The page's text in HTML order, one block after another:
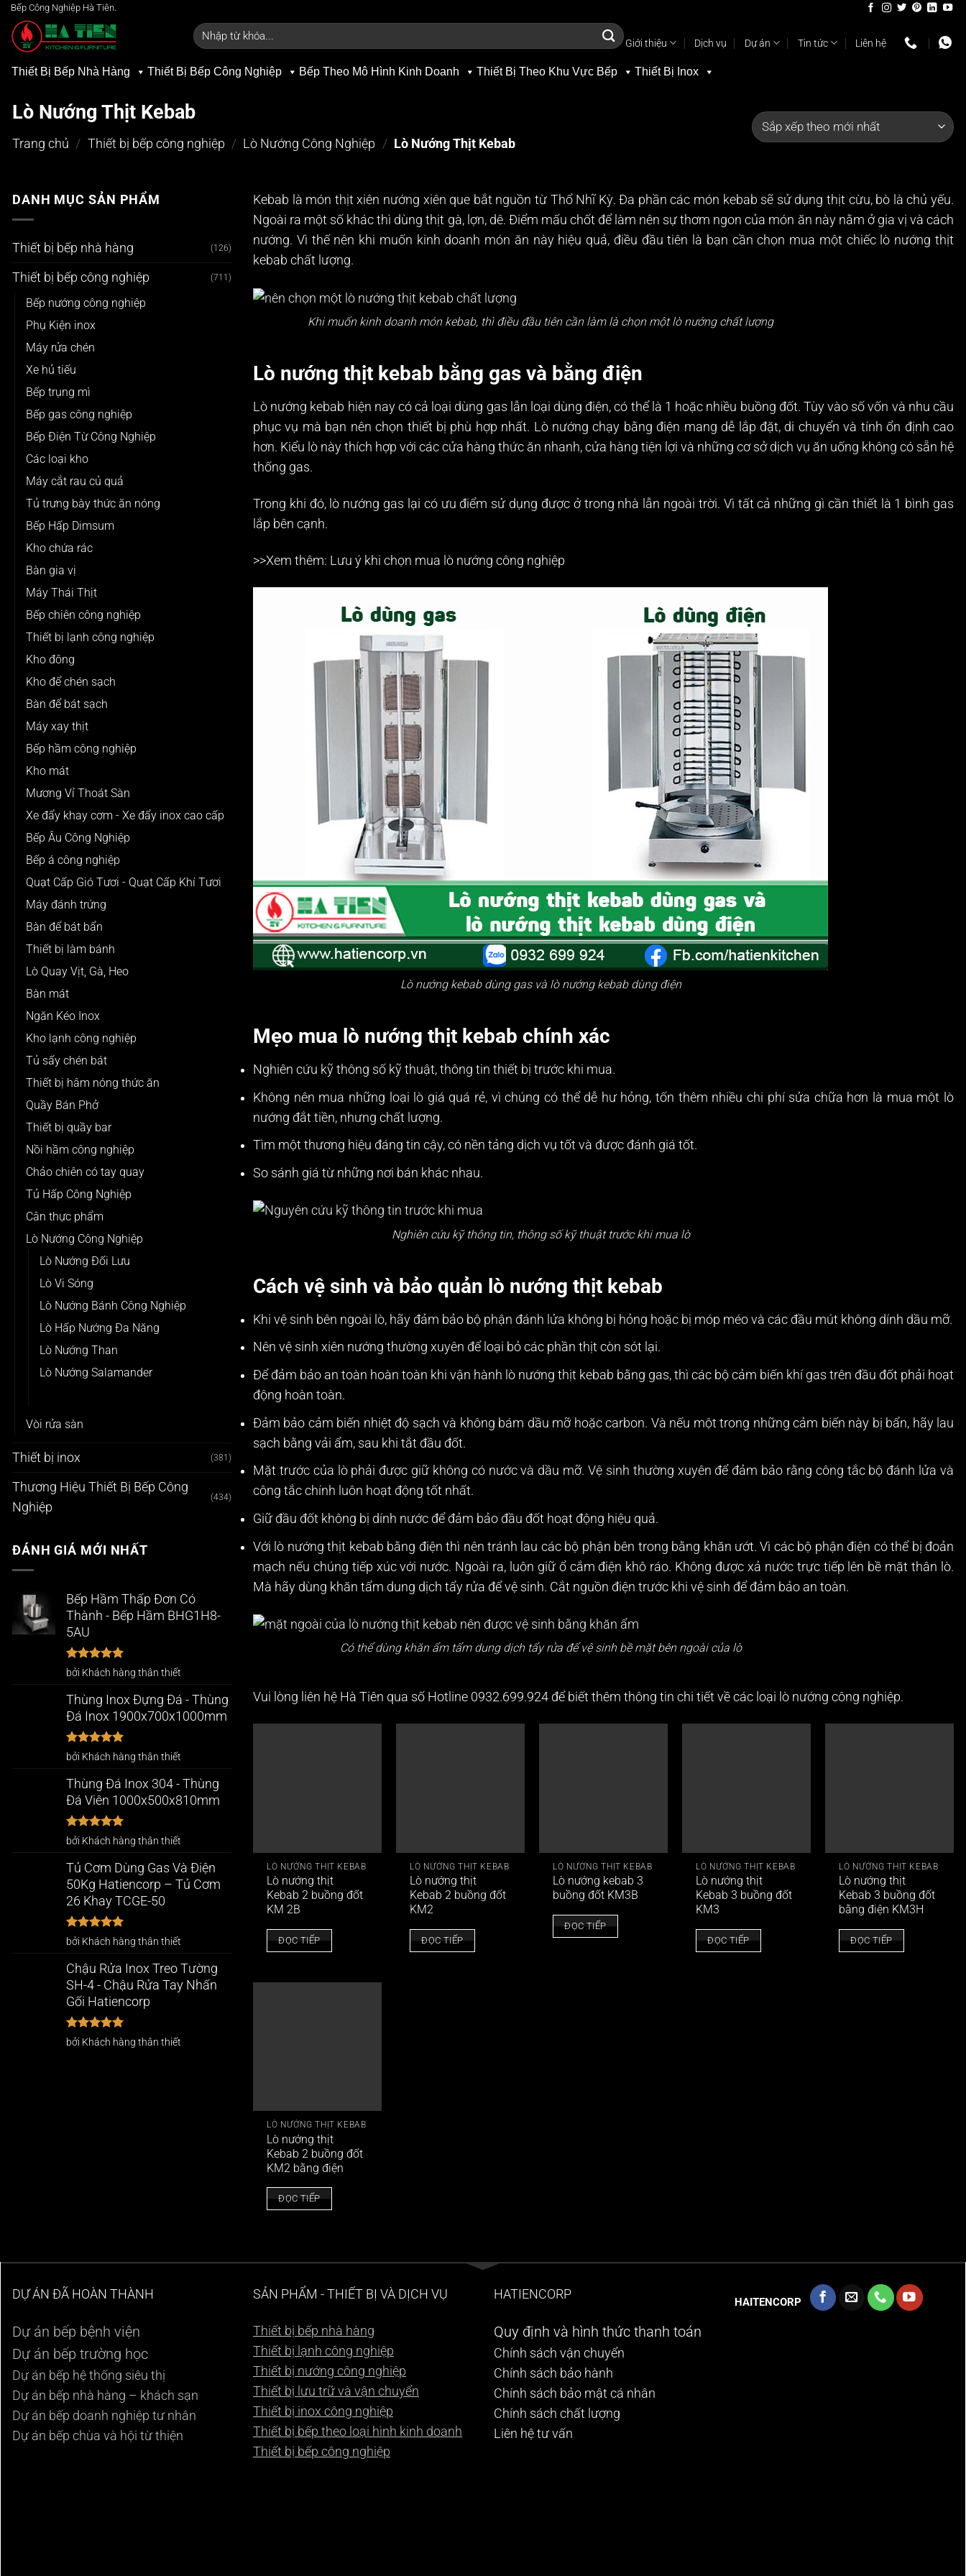
Bỏ
qua
nội
dung
Bếp Công Nghiệp Hà Tiên.
Tìm
kiếm:
Giới thiệu Dịch vụ Dự án Tin tức Liên hệ
Thiết Bị Bếp Nhà Hàng Thiết Bị Bếp Công Nghiệp Bếp Theo Mô Hình Kinh Doanh Thiết Bị Theo Khu Vực Bếp Thiết Bị Inox
Lò Nướng Thịt Kebab
Trang chủ / Thiết bị bếp công nghiệp / Lò Nướng Công Nghiệp / Lò Nướng Thịt Kebab
DANH MỤC SẢN PHẨM
Thiết bị bếp nhà hàng (126)
Thiết bị bếp công nghiệp (711)
Bếp nướng công nghiệp
Phụ Kiện inox
Máy rửa chén
Xe hủ tiếu
Bếp trụng mì
Bếp gas công nghiệp
Bếp Điện Từ Công Nghiệp
Các loại kho
Máy cắt rau củ quả
Tủ trưng bày thức ăn nóng
Bếp Hấp Dimsum
Kho chứa rác
Bàn gia vị
Máy Thái Thịt
Bếp chiên công nghiệp
Thiết bị lạnh công nghiệp
Kho đông
Kho để chén sạch
Bàn để bát sạch
Máy xay thịt
Bếp hầm công nghiệp
Kho mát
Mương Vỉ Thoát Sàn
Xe đẩy khay cơm - Xe đẩy inox cao cấp
Bếp Âu Công Nghiệp
Bếp á công nghiệp
Quạt Cấp Gió Tươi - Quạt Cấp Khí Tươi
Máy đánh trứng
Bàn để bát bẩn
Thiết bị làm bánh
Lò Quay Vịt, Gà, Heo
Bàn mát
Ngăn Kéo Inox
Kho lạnh công nghiệp
Tủ sấy chén bát
Thiết bị hâm nóng thức ăn
Quầy Bán Phở
Thiết bị quầy bar
Nồi hầm công nghiệp
Chảo chiên có tay quay
Tủ Hấp Công Nghiệp
Cân thực phẩm
Lò Nướng Công Nghiệp
Lò Nướng Đối Lưu
Lò Vi Sóng
Lò Nướng Bánh Công Nghiệp
Lò Hấp Nướng Đa Năng
Lò Nướng Than
Lò Nướng Salamander
Vòi rửa sàn
Thiết bị inox (381)
Thương Hiệu Thiết Bị Bếp Công
Nghiệp
(434)
ĐÁNH GIÁ MỚI NHẤT
Bếp Hầm Thấp Đơn Có
Thành - Bếp Hầm BHG1H8-
5AU
Được xếp
sao
bởi Khách hàng thân thiết
Thùng Inox Đựng Đá - Thùng
Đá Inox 1900x700x1000mm
Được xếp
sao
bởi Khách hàng thân thiết
Thùng Đá Inox 304 - Thùng
Đá Viên 1000x500x810mm
Được xếp
sao
bởi Khách hàng thân thiết
Tủ Cơm Dùng Gas Và Điện
50Kg Hatiencorp – Tủ Cơm
26 Khay TCGE-50
Được xếp
sao
bởi Khách hàng thân thiết
Chậu Rửa Inox Treo Tường
SH-4 - Chậu Rửa Tay Nhấn
Gối Hatiencorp
Được xếp
bởi Khách hàng thân thiết
Kebab là món thịt xiên nướng xiên que bắt nguồn từ Thổ Nhĩ Kỳ. Đa phần các món kebab sẽ sử dụng thịt cừu, bò là chủ yếu.
Ngoài ra một số khác thì dùng thịt gà, lợn, dê. Điểm mấu chốt để làm nên sự thơm ngon của món ăn này nằm ở gia vị và cách
nướng. Vì thế nên khi muốn kinh doanh món ăn này hiệu quả, điều đầu tiên là bạn cần chọn mua một chiếc lò nướng thịt
kebab chất lượng.
Khi muốn kinh doanh món kebab, thì điều đầu tiên cần làm là chọn một lò nướng chất lượng
Lò nướng thịt kebab bằng gas và bằng điện
Lò nướng kebab hiện nay có cả loại dùng gas lẫn loại dùng điện, có thể là 1 hoặc nhiều buồng đốt. Tùy vào số vốn và nhu cầu
phục vụ mà bạn nên chọn thiết bị phù hợp nhất. Lò nướng chạy bằng điện mang dễ lắp đặt, di chuyển và tính ổn định cao
hơn. Kiểu lò này thích hợp với các cửa hàng thức ăn nhanh, cửa hàng tiện lợi và những cơ sở dịch vụ ăn uống không có sẵn hệ
thống gas.
Trong khi đó, lò nướng gas lại có ưu điểm sử dụng được ở trong nhà lẫn ngoài trời. Vì tất cả những gì cần thiết là 1 bình gas
lắp bên cạnh.
>>Xem thêm: Lưu ý khi chọn mua lò nướng công nghiệp
Lò nướng kebab dùng gas và lò nướng kebab dùng điện
Mẹo mua lò nướng thịt kebab chính xác
Nghiên cứu kỹ thông số kỹ thuật, thông tin thiết bị trước khi mua.
Không nên mua những loại lò giá quá rẻ, vì chúng có thể dễ hư hỏng, tốn thêm nhiều chi phí sửa chữa hơn là mua một lò
nướng đắt tiền, nhưng chất lượng.
Tìm một thương hiệu đáng tin cậy, có nền tảng dịch vụ tốt và được đánh giá tốt.
So sánh giá từ những nơi bán khác nhau.
Nghiên cứu kỹ thông tin, thông số kỹ thuật trước khi mua lò
Cách vệ sinh và bảo quản lò nướng thịt kebab
Khi vệ sinh bên ngoài lò, hãy đảm bảo bộ phận đánh lửa không bị hỏng hoặc bị móp méo và các đầu mút không dính dầu mỡ.
Nên vệ sinh xiên nướng thường xuyên để loại bỏ các phần thịt còn sót lại.
Để đảm bảo an toàn hoàn toàn khi vận hành lò nướng thịt kebab bằng gas, thì các bộ cảm biến khí gas trên đầu đốt phải hoạt
động hoàn toàn.
Đảm bảo cảm biến nhiệt độ sạch và không bám dầu mỡ hoặc carbon. Và nếu một trong những cảm biến này bị bẩn, hãy lau
sạch bằng vải ẩm, sau khi tắt đầu đốt.
Mặt trước của lò phải được giữ không có nước và dầu mỡ. Vệ sinh thường xuyên để đảm bảo rằng công tắc bộ đánh lửa và
công tắc chính luôn hoạt động tốt nhất.
Giữ đầu đốt không bị dính nước để đảm bảo đầu đốt hoạt động hiệu quả.
Với lò nướng thịt kebab bằng điện thì nên tránh lau các bộ phận bên trong bằng khăn ướt. Vì các bộ phận điện có thể bị đoản
mạch nếu chúng tiếp xúc với nước. Ngoài ra, luôn giữ ổ cắm điện khô ráo. Không được xả nước trực tiếp lên bề mặt thân lò.
Mà hãy dùng khăn tẩm dung dịch tẩy rửa để vệ sinh. Cắt nguồn điện trước khi vệ sinh để đảm bảo an toàn.
Có thể dùng khăn ẩm tẩm dung dịch tẩy rửa để vệ sinh bề mặt bên ngoài của lò
Vui lòng liên hệ Hà Tiên qua số Hotline 0932.699.924 để biết thêm thông tin chi tiết về các loại lò nướng công nghiệp.
LÒ NƯỚNG THỊT KEBAB
Lò nướng thịt
Kebab 2 buồng đốt
KM 2B
ĐỌC TIẾP
LÒ NƯỚNG THỊT KEBAB
Lò nướng thịt
Kebab 2 buồng đốt
KM2
ĐỌC TIẾP
LÒ NƯỚNG THỊT KEBAB
Lò nướng kebab 3
buồng đốt KM3B
ĐỌC TIẾP
LÒ NƯỚNG THỊT KEBAB
Lò nướng thịt
Kebab 3 buồng đốt
KM3
ĐỌC TIẾP
LÒ NƯỚNG THỊT KEBAB
Lò nướng thịt
Kebab 3 buồng đốt
bằng điện KM3H
ĐỌC TIẾP
LÒ NƯỚNG THỊT KEBAB
Lò nướng thịt
Kebab 2 buồng đốt
KM2 bằng điện
ĐỌC TIẾP
DỰ ÁN ĐÃ HOÀN THÀNH
Dự án bếp bệnh viện
Dự án bếp trường học
Dự án bếp hệ thống siêu thị
Dự án bếp nhà hàng – khách sạn
Dự án bếp doanh nghiệp tư nhân
Dự án bếp chùa và hội từ thiện
SẢN PHẨM - THIẾT BỊ VÀ DỊCH VỤ
Thiết bị bếp nhà hàng
Thiết bị lạnh công nghiệp
Thiết bị nướng công nghiệp
Thiết bị lưu trữ và vận chuyển
Thiết bị inox công nghiệp
Thiết bị bếp theo loại hình kinh doanh
Thiết bị bếp công nghiệp
HATIENCORP
Quy định và hình thức thanh toán
Chính sách vận chuyển
Chính sách bảo hành
Chính sách bảo mật cá nhân
Chính sách chất lượng
Liên hệ tư vấn
HAITENCORP